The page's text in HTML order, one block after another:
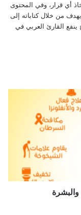
أي قرار، وفي المحتوى
من خلال كتاباته إلى
القارئ العربي في
والبشرة